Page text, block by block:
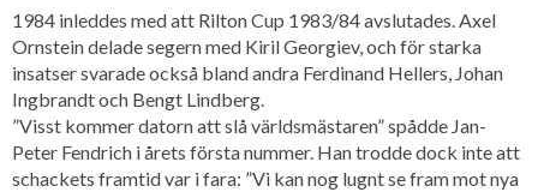
1984 inleddes med att Rilton Cup 1983/84 avslutades. Axel
Ornstein delade segern med Kiril Georgiev, och för starka
insatser svarade också bland andra Ferdinand Hellers, Johan
Ingbrandt och Bengt Lindberg.
”Visst kommer datorn att slå världsmästaren” spådde Jan-
Peter Fendrich i årets första nummer. Han trodde dock inte att
schackets framtid var i fara: ”Vi kan nog lugnt se fram mot nya